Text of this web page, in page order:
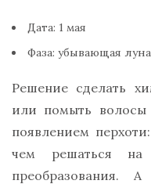
Дата: 1 мая
Фаза: убывающая луна
Решение сделать
или помыть волосы
появлением
чем решаться
преобразования.